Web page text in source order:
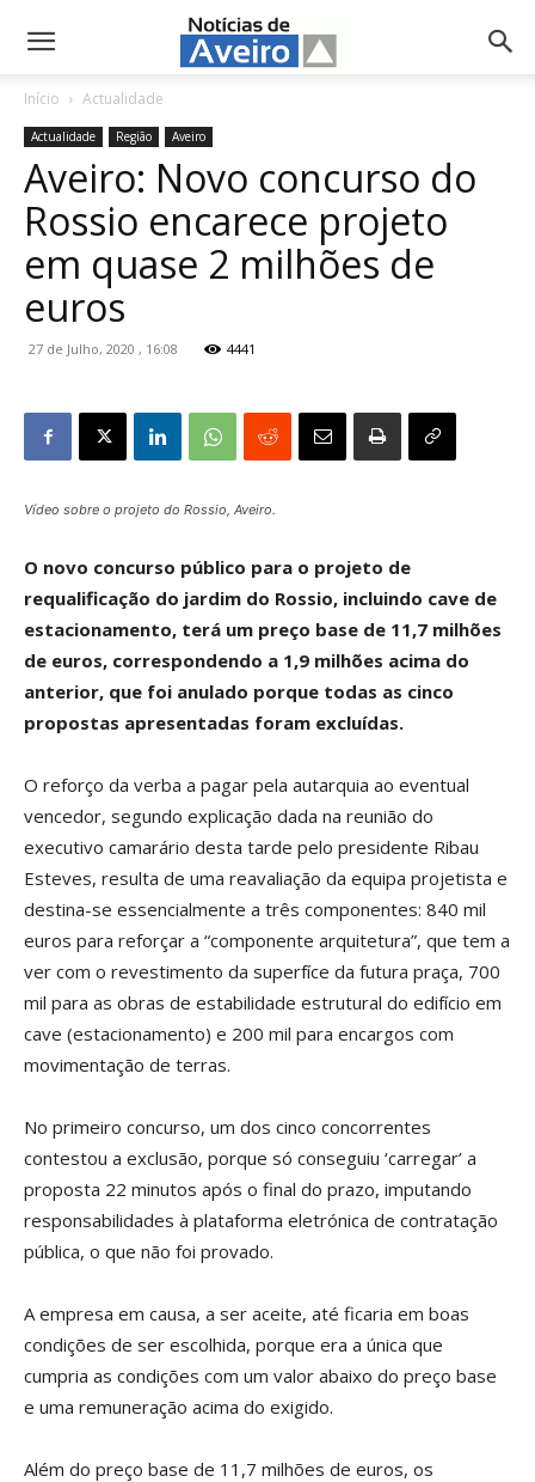
NotíciasdeAveiro.pt
Início Actualidade
Actualidade Região Aveiro
Aveiro: Novo concurso do
Rossio encarece projeto
em quase 2 milhões de
euros
27 de Julho, 2020 , 16:08 4441
Vídeo sobre o projeto do Rossio, Aveiro.
O novo concurso público para o projeto de
requalificação do jardim do Rossio, incluindo cave de
estacionamento, terá um preço base de 11,7 milhões
de euros, correspondendo a 1,9 milhões acima do
anterior, que foi anulado porque todas as cinco
propostas apresentadas foram excluídas.
O reforço da verba a pagar pela autarquia ao eventual
vencedor, segundo explicação dada na reunião do
executivo camarário desta tarde pelo presidente Ribau
Esteves, resulta de uma reavaliação da equipa projetista e
destina-se essencialmente a três componentes: 840 mil
euros para reforçar a “componente arquitetura”, que tem a
ver com o revestimento da superfíce da futura praça, 700
mil para as obras de estabilidade estrutural do edifício em
cave (estacionamento) e 200 mil para encargos com
movimentação de terras.
No primeiro concurso, um dos cinco concorrentes
contestou a exclusão, porque só conseguiu ‘carregar’ a
proposta 22 minutos após o final do prazo, imputando
responsabilidades à plataforma eletrónica de contratação
pública, o que não foi provado.
A empresa em causa, a ser aceite, até ficaria em boas
condições de ser escolhida, porque era a única que
cumpria as condições com um valor abaixo do preço base
e uma remuneração acima do exigido.
Além do preço base de 11,7 milhões de euros, os